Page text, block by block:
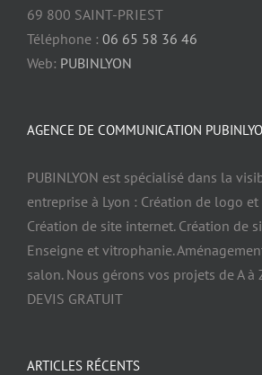
69 800 SAINT-PRIEST
Téléphone : 06 65 58 36 46
Web: PUBINLYON
AGENCE DE COMMUNICATION
PUBINLYON est spécialisé dans la
entreprise à Lyon : Création de logo
Création de site internet. Création de
Enseigne et vitrophanie.
salon. Nous gérons vos projets de A à
DEVIS GRATUIT
ARTICLES RÉCENTS